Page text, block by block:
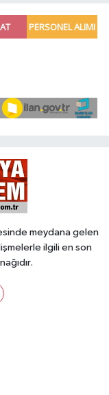
meydana gelen
ilgili en son